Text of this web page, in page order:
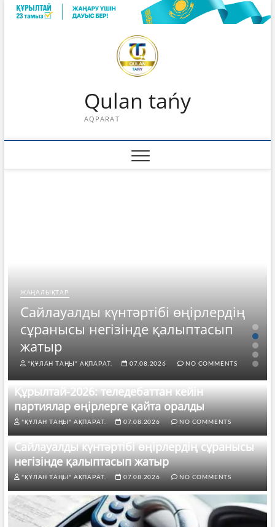
Skip
Qulan tańy
AQPARAT
ЖАҢАЛЫҚТАР
Сайлауалды күнтәртібі өңірлердің
сұранысы негізінде қалыптасып
жатыр
"ҚҰЛАН ТАҢЫ" АҚПАРАТ. 07.08.2026 NO COMMENTS
Құрылтай-2026: теледебаттан кейін
партиялар өңірлерге қайта оралды
"ҚҰЛАН ТАҢЫ" АҚПАРАТ. 07.08.2026 NO COMMENTS
Сайлауалды күнтәртібі өңірлердің сұранысы
негізінде қалыптасып жатыр
"ҚҰЛАН ТАҢЫ" АҚПАРАТ. 07.08.2026 NO COMMENTS